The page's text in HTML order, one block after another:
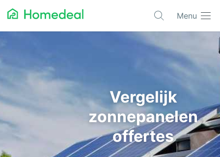
Menu
Asbest verwijderen
Dakkapel
Vergelijk
zonnepanelen
offertes